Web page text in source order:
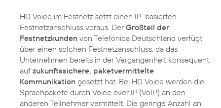
HD Voice im Festnetz setzt einen IP-basierten
Festnetzanschluss voraus. DerGroßteil der
Festnetzkunden von Telefónica Deutschland verfügt
über einen solchen Festnetzanschluss, da das
Unternehmen bereits in der Vergangenheit konsequent
auf zukunftssichere, paketvermittelte
Kommunikation gesetzt hat. Bei HD Voice werden die
Sprachpakete durch Voice over IP (VoIP) an den
anderen Teilnehmer vermittelt. Die geringe Anzahl an